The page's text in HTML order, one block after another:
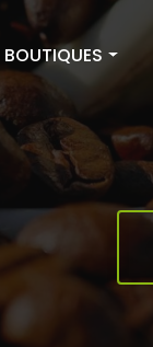
Café Castres
Café Albi